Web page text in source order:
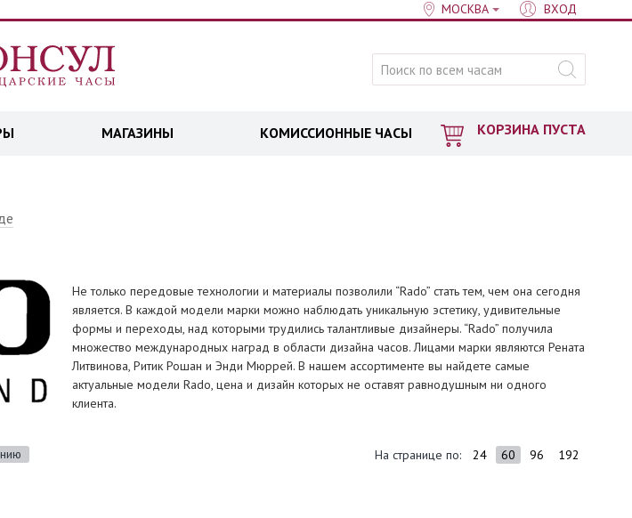
МОСКВА ВХОД
КОРЗИНА ПУСТА
МАГАЗИНЫ КОМИССИОННЫЕ ЧАСЫ
Не только передовые технологии и материалы позволили “Rado” стать тем, чем она сегодня
является. В каждой модели марки можно наблюдать уникальную эстетику, удивительные
формы и переходы, над которыми трудились талантливые дизайнеры. “Rado” получила
множество международных наград в области дизайна часов. Лицами марки являются Рената
Литвинова, Ритик Рошан и Энди Мюррей. В нашем ассортименте вы найдете самые
актуальные модели Rado, цена и дизайн которых не оставят равнодушным ни одного
клиента.
На странице по: 24 60 96 192